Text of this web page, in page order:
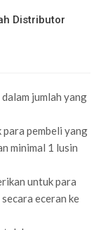
Distributor
jumlah yang
pembeli yang
minimal 1 lusin
untuk para
eceran ke